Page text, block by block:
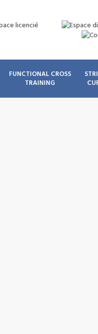
licencié
FUNCTIONAL CROSS
TRAINING